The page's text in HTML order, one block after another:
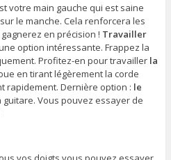
votre main gauche qui est saine
le manche. Cela renforcera les
en précision ! Travailler
option intéressante. Frappez la
Profitez-en pour travailler la
en tirant légèrement la corde
rapidement. Dernière option : le
guitare. Vous pouvez essayer de